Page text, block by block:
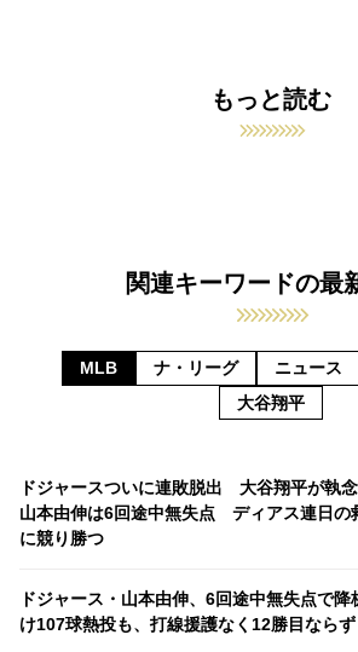
もっと読む
関連キーワードの最
MLB ナ・リーグ ニュース
大谷翔平
ドジャースついに連敗脱出 大谷翔平が執
山本由伸は6回途中無失点 ディアス連日の
に競り勝つ
ドジャース・山本由伸、6回途中無失点で
け107球熱投も、打線援護なく12勝目ならず